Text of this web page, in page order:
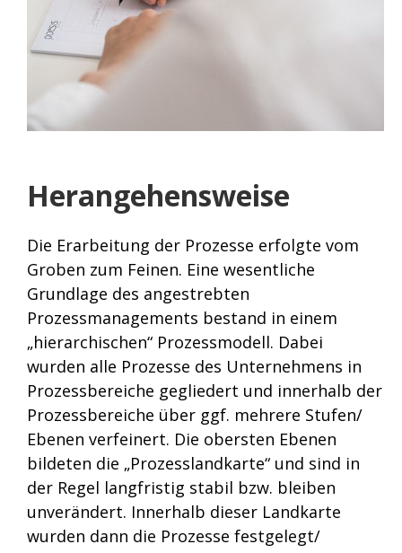
Herangehensweise
Die Erarbeitung der Prozesse erfolgte vom
Groben zum Feinen. Eine wesentliche
Grundlage des angestrebten
Prozessmanagements bestand in einem
„hierarchischen“ Prozessmodell. Dabei
wurden alle Prozesse des Unternehmens in
Prozessbereiche gegliedert und innerhalb der
Prozessbereiche über ggf. mehrere Stufen/
Ebenen verfeinert. Die obersten Ebenen
bildeten die „Prozesslandkarte“ und sind in
der Regel langfristig stabil bzw. bleiben
unverändert. Innerhalb dieser Landkarte
wurden dann die Prozesse festgelegt/